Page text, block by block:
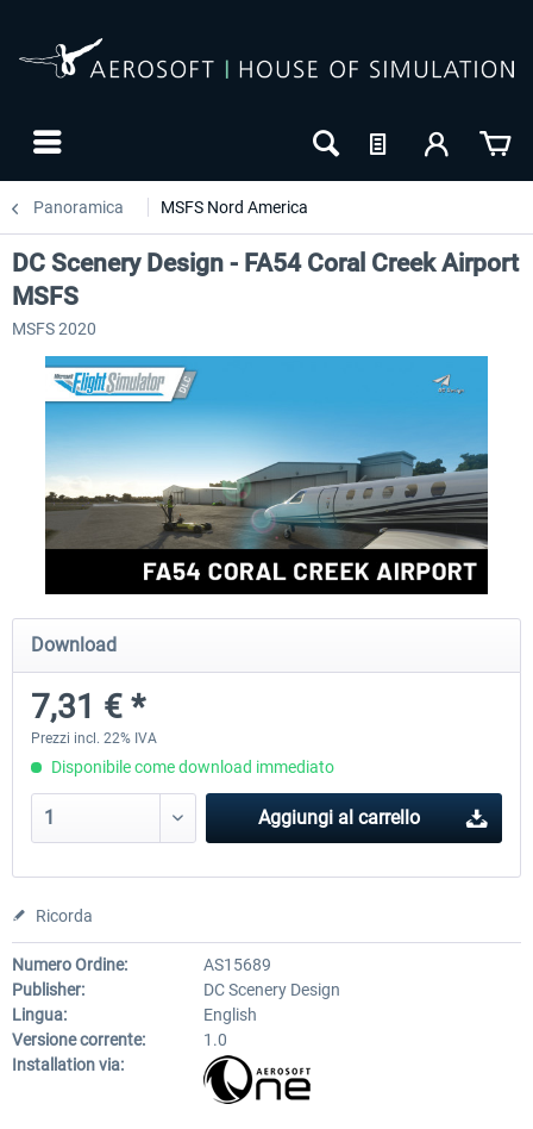
Panoramica MSFS Nord America
9,22 € *
DC Scenery Design - FA54 Coral Creek Airport
MSFS
MSFS 2020
Download
7,31 € *
Prezzi incl. 22% IVA
Disponibile come download immediato
Aggiungi al carrello
Ricorda
Numero Ordine:
AS15689
Publisher:
DC Scenery Design
Lingua:
English
Versione corrente:
1.0
Installation via: